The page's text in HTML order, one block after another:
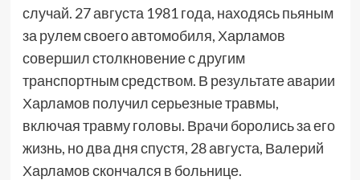
случай. 27 августа 1981 года, находясь пьяным
за рулем своего автомобиля, Харламов
совершил столкновение с другим
транспортным средством. В результате аварии
Харламов получил серьезные травмы,
включая травму головы. Врачи боролись за его
жизнь, но два дня спустя, 28 августа, Валерий
Харламов скончался в больнице.